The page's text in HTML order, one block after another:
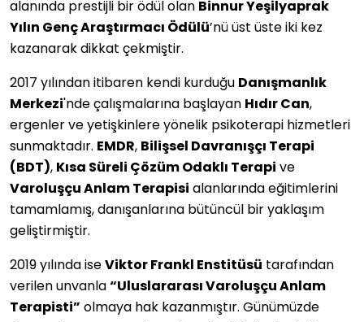
alanında prestijli bir ödül olan Binnur Yeşilyaprak
Yılın Genç Araştırmacı Ödülü’nü üst üste iki kez
kazanarak dikkat çekmiştir.
2017 yılından itibaren kendi kurduğu Danışmanlık
Merkezi 'nde çalışmalarına başlayan Hıdır Can,
ergenler ve yetişkinlere yönelik psikoterapi hizmetleri
sunmaktadır. EMDR, Bilişsel Davranışçı Terapi
(BDT), Kısa Süreli Çözüm Odaklı Terapi ve
Varoluşçu Anlam Terapisi alanlarında eğitimlerini
tamamlamış, danışanlarına bütüncül bir yaklaşım
geliştirmiştir.
2019 yılında ise Viktor Frankl Enstitüsü tarafından
verilen unvanla “Uluslararası Varoluşçu Anlam
Terapisti” olmaya hak kazanmıştır. Günümüzde